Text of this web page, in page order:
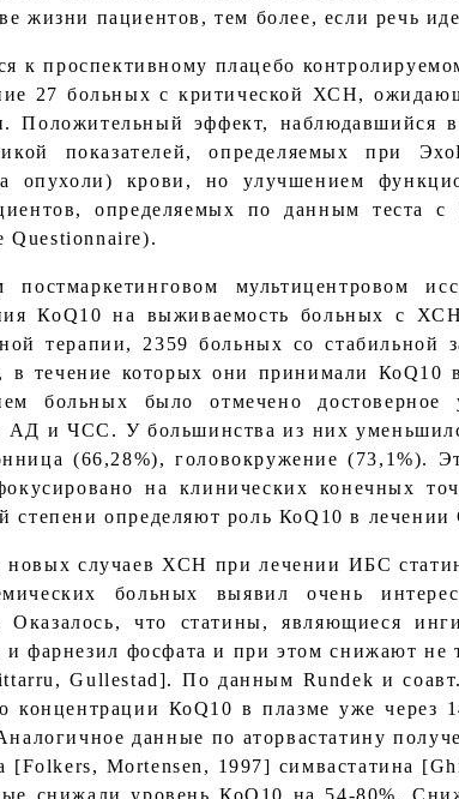
жизни пациентов, тем более, если речь
к проспективному плацебо
27 больных с критической ХСН,
Положительный эффект, наблюдавшийся в
показателей, определяемых при
опухоли) крови, но улучшением
определяемых по данным теста с
мультицентровом
КоQ10 на выживаемость больных с
терапии, 2359 больных со
в течение которых они принимали
больных было отмечено
АД и ЧСС. У большинства из них
(66,28%), головокружение (73,1%).
на клинических конечных
степени определяют роль КоQ10 в
случаев ХСН при лечении ИБС
больных выявил очень
Оказалось, что статины, являющиеся
фарнезил фосфата и при этом снижают не
Gullestad]. По данным Rundek и
КоQ10 в плазме уже через
данные по аторвастатину
Mortensen, 1997] симвастатина
снижали уровень КоQ10 на 54-80%.